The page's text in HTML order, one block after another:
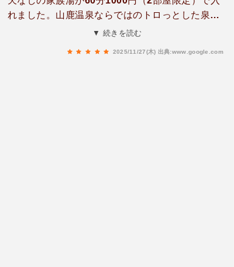
れました。山鹿温泉ならではのトロっとした泉質
が格安で楽しめて、ココはリピ確定です☆
▼ 続きを読む
2025/11/27(木) 出典:www.google.com